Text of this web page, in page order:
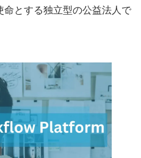
命とする独立型の公益法人で